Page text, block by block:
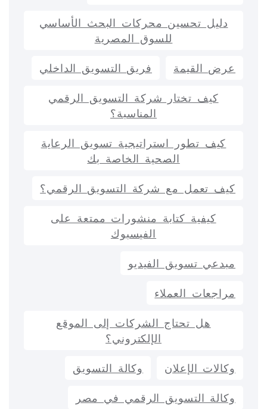
دليل تحسين محركات البحث الأساسي
للسوق المصرية
عرض القيمة فريق التسويق الداخلي
كيف تختار شركة التسويق الرقمي
المناسبة؟
كيف تطور استراتيجية تسويق الرعاية
الصحية الخاصة بك
كيف تعمل مع شركة التسويق الرقمي؟
كيفية كتابة منشورات ممتعة على
الفيسبوك
مبدعي تسويق الفيديو
مراجعات العملاء
هل تحتاج الشركات إلى الموقع
الإلكتروني؟
وكالات الإعلان وكالة التسويق
وكالة التسويق الرقمي في مصر